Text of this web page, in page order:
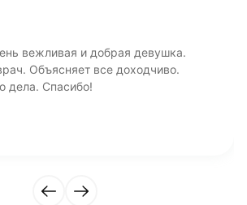
вежливая и добрая девушка.
Объясняет все доходчиво.
дела. Спасибо!